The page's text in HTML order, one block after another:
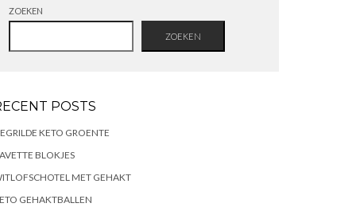
ZOEKEN
ZOEKEN
POSTS
KETO GROENTE
BLOKJES
MET GEHAKT
GEHAKTBALLEN